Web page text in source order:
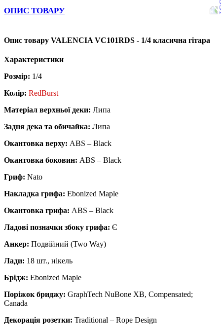
ОПИС ТОВАРУ
Опис товару VALENCIA VC101RDS - 1/4 класична гітара
Характеристики
Розмір: 1/4
Колір: RedBurst
Матеріал верхньої деки: Липа
Задня дека та обичайка: Липа
Окантовка верху: ABS – Black
Окантовка боковин: ABS – Black
Гриф: Nato
Накладка грифа: Ebonized Maple
Окантовка грифа: ABS – Black
Ладові позначки збоку грифа: Є
Анкер: Подвійний (Two Way)
Лади: 18 шт., нікель
Брідж: Ebonized Maple
Поріжок бриджу: GraphTech NuBone XB, Compensated;
Canada
Декорація розетки: Traditional – Rope Design